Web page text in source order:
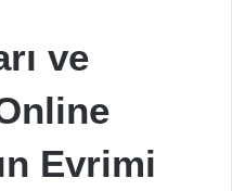
ve
Evrimi